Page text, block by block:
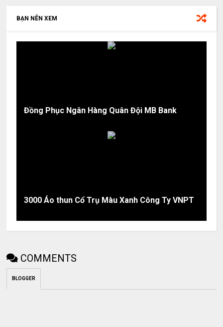
BẠN NÊN XEM
Đồng Phục Ngân Hàng Quân Đội MB Bank
3000 Áo thun Cổ Trụ Màu Xanh Công Ty VNPT
COMMENTS
BLOGGER